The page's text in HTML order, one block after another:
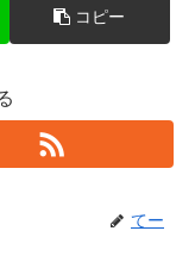
コピー
てー